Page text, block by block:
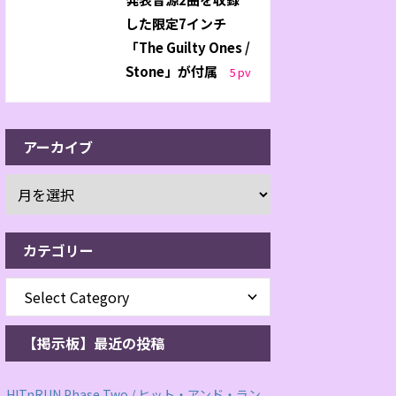
した限定7インチ
「The Guilty Ones /
Stone」が付属
5pv
アーカイブ
カテゴリー
【掲示板】最近の投稿